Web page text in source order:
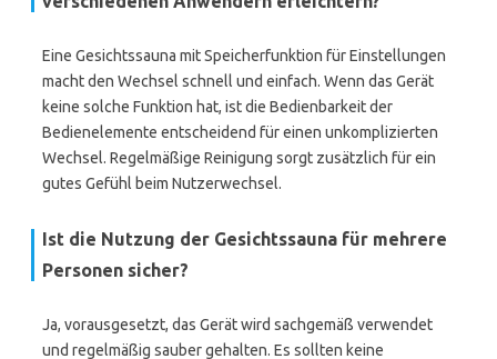
Eine Gesichtssauna mit Speicherfunktion für Einstellungen
macht den Wechsel schnell und einfach. Wenn das Gerät
keine solche Funktion hat, ist die Bedienbarkeit der
Bedienelemente entscheidend für einen unkomplizierten
Wechsel. Regelmäßige Reinigung sorgt zusätzlich für ein
gutes Gefühl beim Nutzerwechsel.
Ist die Nutzung der Gesichtssauna für mehrere
Personen sicher?
Ja, vorausgesetzt, das Gerät wird sachgemäß verwendet
und regelmäßig sauber gehalten. Es sollten keine